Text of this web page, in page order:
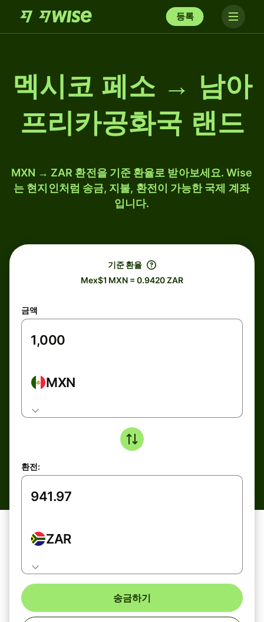
등록
멕시코 페소 → 남아
프리카공화국 랜드
MXN → ZAR 환전을 기준 환율로 받아보세요. Wise
는 현지인처럼 송금, 지불, 환전이 가능한 국제 계좌
입니다.
기준 환율
Mex$1 MXN = 0.9420 ZAR
금액
MXN
환전:
ZAR
송금하기